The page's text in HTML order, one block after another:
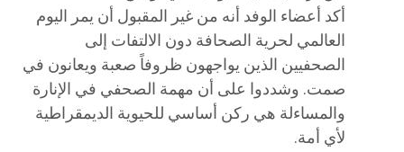
أكد أعضاء الوفد أنه من غير المقبول أن يمر اليوم
العالمي لحرية الصحافة دون الالتفات إلى
الصحفيين الذين يواجهون ظروفاً صعبة ويعانون في
صمت. وشددوا على أن مهمة الصحفي في الإنارة
والمساءلة هي ركن أساسي للحيوية الديمقراطية
لأي أمة.